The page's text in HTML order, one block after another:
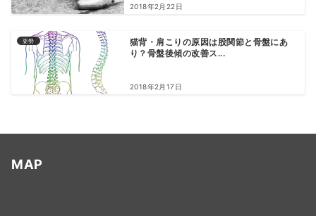
2018年2月22日
姿勢
猫背・肩こりの原因は股関節と骨盤にあ
り？骨盤後傾の改善ス...
2018年2月17日
MAP